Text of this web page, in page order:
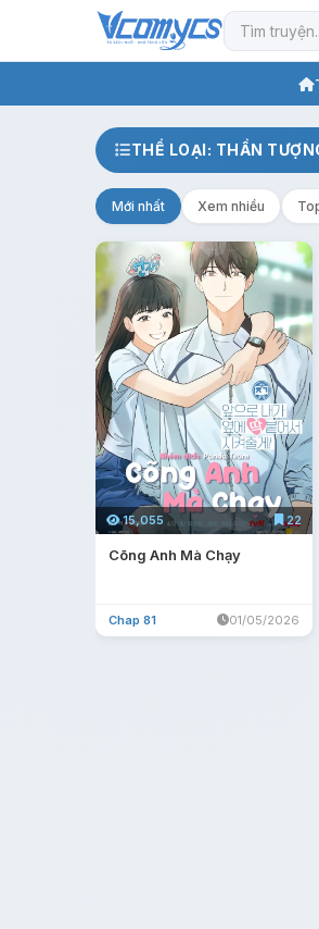
THỂ LOẠI: THẦN
Mới nhất Xem nhiều
15,055 22
Cõng Anh Mà Chạy
Chap 81 01/05/2026